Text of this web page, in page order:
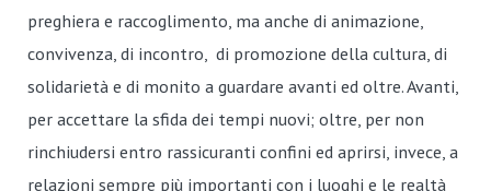
preghiera e raccoglimento, ma anche di animazione,
convivenza, di incontro, di promozione della cultura, di
solidarietà e di monito a guardare avanti ed oltre. Avanti,
per accettare la sfida dei tempi nuovi; oltre, per non
rinchiudersi entro rassicuranti confini ed aprirsi, invece, a
relazioni sempre più importanti con i luoghi e le realtà